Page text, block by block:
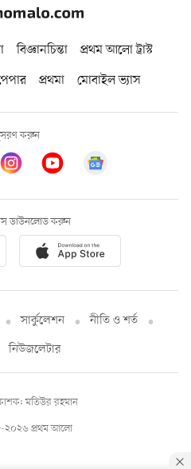
বিজ্ঞানচিন্তা
প্রথম আলো ট্রাস্ট
প্রথমা মোবাইল ভ্যাস
করুন
ডাউনলোড করুন
সার্কুলেশন
নীতি ও শর্ত
নিউজলেটার
২০২৬ প্রথম আলো
মতিউর রহমান